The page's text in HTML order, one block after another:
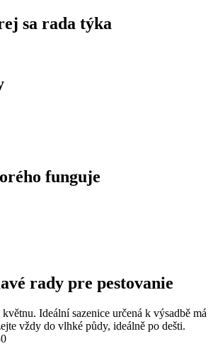
sa rada týka
funguje
rady pre pestovanie
Ideální sazenice určená k výsadbě má
vždy do vlhké půdy, ideálně po dešti.